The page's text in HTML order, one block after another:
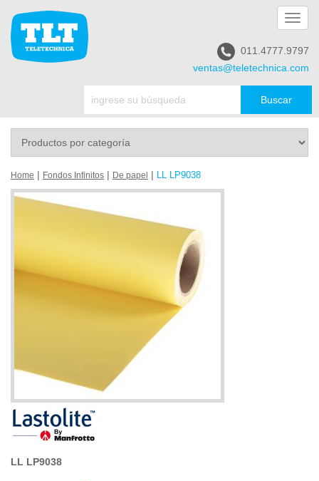
011.4777.9797
ventas@teletechnica.com
Home | Fondos Infinitos | De papel | LL LP9038
LL LP9038